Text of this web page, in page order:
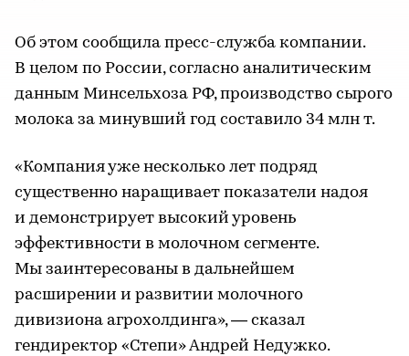
Об этом сообщила пресс-служба компании.
В целом по России, согласно аналитическим
данным Минсельхоза РФ, производство сырого
молока за минувший год составило 34 млн т.
«Компания уже несколько лет подряд
существенно наращивает показатели надоя
и демонстрирует высокий уровень
эффективности в молочном сегменте.
Мы заинтересованы в дальнейшем
расширении и развитии молочного
дивизиона агрохолдинга», — сказал
гендиректор «Степи» Андрей Недужко.